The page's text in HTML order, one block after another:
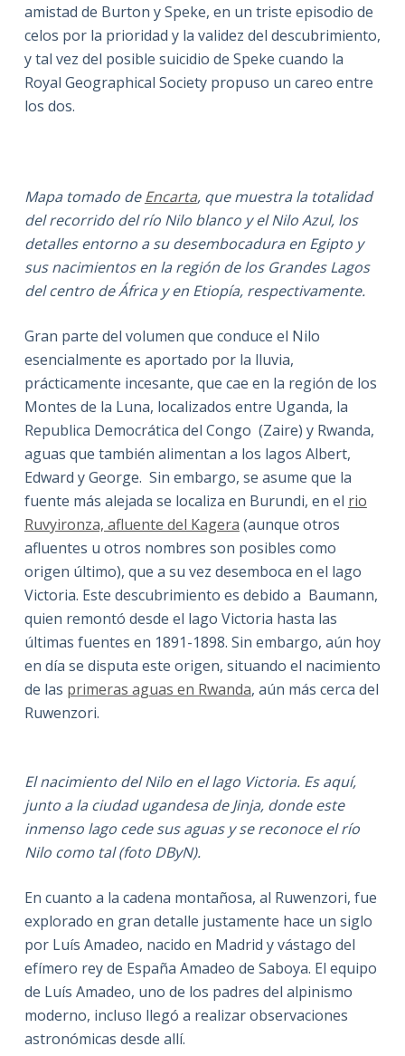
amistad de Burton y Speke, en un triste episodio de
celos por la prioridad y la validez del descubrimiento,
y tal vez del posible suicidio de Speke cuando la
Royal Geographical Society propuso un careo entre
los dos.
Mapa tomado deEncarta, que muestra la totalidad
del recorrido del río Nilo blanco y el Nilo Azul, los
detalles entorno a su desembocadura en Egipto y
sus nacimientos en la región de los Grandes Lagos
del centro de África y en Etiopía, respectivamente.
Gran parte del volumen que conduce el Nilo
esencialmente es aportado por la lluvia,
prácticamente incesante, que cae en la región de los
Montes de la Luna, localizados entre Uganda, la
Republica Democrática del Congo (Zaire) y Rwanda,
aguas que también alimentan a los lagos Albert,
Edward y George. Sin embargo, se asume que la
fuente más alejada se localiza en Burundi, en el rio
Ruvyironza, afluente del Kagera (aunque otros
afluentes u otros nombres son posibles como
origen último), que a su vez desemboca en el lago
Victoria. Este descubrimiento es debido a Baumann,
quien remontó desde el lago Victoria hasta las
últimas fuentes en 1891-1898. Sin embargo, aún hoy
en día se disputa este origen, situando el nacimiento
de las primeras aguas en Rwanda, aún más cerca del
Ruwenzori.
El nacimiento del Nilo en el lago Victoria. Es aquí,
junto a la ciudad ugandesa de Jinja, donde este
inmenso lago cede sus aguas y se reconoce el río
Nilo como tal (foto DByN).
En cuanto a la cadena montañosa, al Ruwenzori, fue
explorado en gran detalle justamente hace un siglo
por Luís Amadeo, nacido en Madrid y vástago del
efímero rey de España Amadeo de Saboya. El equipo
de Luís Amadeo, uno de los padres del alpinismo
moderno, incluso llegó a realizar observaciones
astronómicas desde allí.